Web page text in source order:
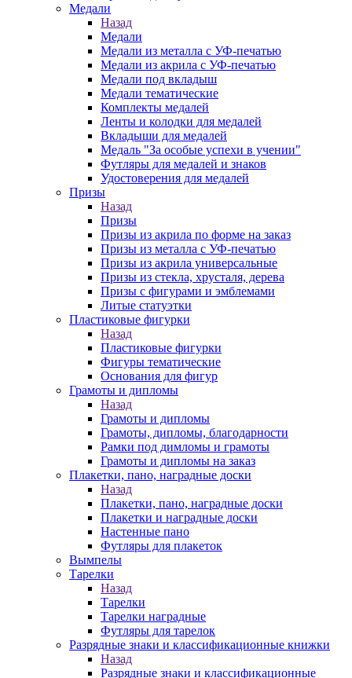
Медали
Назад
Медали
Медали из металла с УФ-печатью
Медали из акрила с УФ-печатью
Медали под вкладыш
Медали тематические
Комплекты медалей
Ленты и колодки для медалей
Вкладыши для медалей
Медаль "За особые успехи в учении"
Футляры для медалей и знаков
Удостоверения для медалей
Призы
Назад
Призы
Призы из акрила по форме на заказ
Призы из металла с УФ-печатью
Призы из акрила универсальные
Призы из стекла, хрусталя, дерева
Призы с фигурами и эмблемами
Литые статуэтки
Пластиковые фигурки
Назад
Пластиковые фигурки
Фигуры тематические
Основания для фигур
Грамоты и дипломы
Назад
Грамоты и дипломы
Грамоты, дипломы, благодарности
Рамки под димломы и грамоты
Грамоты и дипломы на заказ
Плакетки, пано, наградные доски
Назад
Плакетки, пано, наградные доски
Плакетки и наградные доски
Настенные пано
Футляры для плакеток
Вымпелы
Тарелки
Назад
Тарелки
Тарелки наградные
Футляры для тарелок
Разрядные знаки и классификационные книжки
Назад
Разрядные знаки и классификационные